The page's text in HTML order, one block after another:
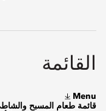
القائمة
Menu
قائمة طعام المسبح